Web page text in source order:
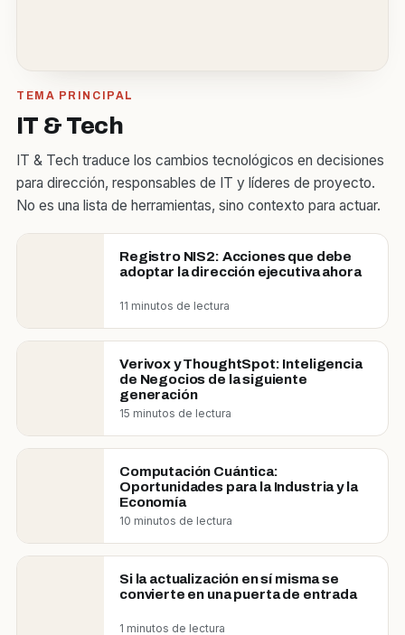
TEMA PRINCIPAL
IT & Tech
IT & Tech traduce los cambios tecnológicos en decisiones
para dirección, responsables de IT y líderes de proyecto.
No es una lista de herramientas, sino contexto para actuar.
Registro NIS2: Acciones que debe
adoptar la dirección ejecutiva ahora
11 minutos de lectura
Verivox y ThoughtSpot: Inteligencia
de Negocios de la siguiente
generación
15 minutos de lectura
Computación Cuántica:
Oportunidades para la Industria y la
Economía
10 minutos de lectura
Si la actualización en sí misma se
convierte en una puerta de entrada
1 minutos de lectura